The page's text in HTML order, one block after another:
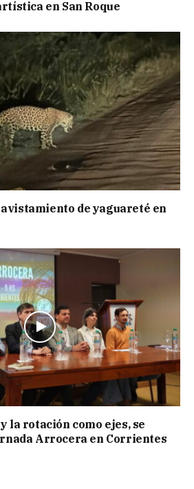
en San Roque
de yaguareté en
la rotación como ejes, se
Arrocera en Corrientes